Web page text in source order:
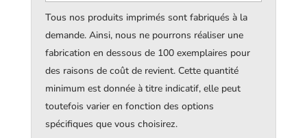
Tous nos produits imprimés sont fabriqués à la
demande. Ainsi, nous ne pourrons réaliser une
fabrication en dessous de 100 exemplaires pour
des raisons de coût de revient. Cette quantité
minimum est donnée à titre indicatif, elle peut
toutefois varier en fonction des options
spécifiques que vous choisirez.